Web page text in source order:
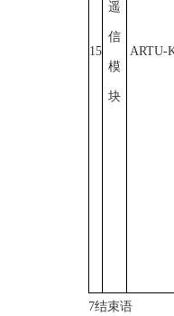
15
遥
信
模
块
ARTU-
7结束语